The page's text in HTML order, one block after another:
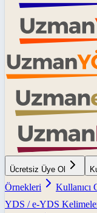
Ücretsiz Üye Ol
Örnekleri
Kullanıcı
YDS / e-YDS